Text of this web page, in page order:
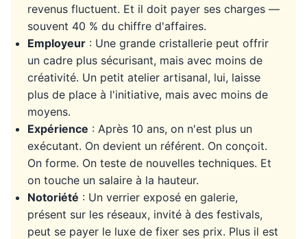
revenus fluctuent. Et il doit payer ses charges —
souvent 40 % du chiffre d'affaires.
Employeur : Une grande cristallerie peut offrir
un cadre plus sécurisant, mais avec moins de
créativité. Un petit atelier artisanal, lui, laisse
plus de place à l'initiative, mais avec moins de
moyens.
Expérience : Après 10 ans, on n'est plus un
exécutant. On devient un référent. On conçoit.
On forme. On teste de nouvelles techniques. Et
on touche un salaire à la hauteur.
Notoriété : Un verrier exposé en galerie,
présent sur les réseaux, invité à des festivals,
peut se payer le luxe de fixer ses prix. Plus il est